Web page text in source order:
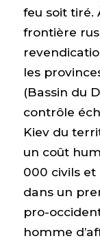
feu soit tiré.
frontière
les
(Bassin du
contrôle
Kiev du
un coût
000 civils et
dans un
pro-
homme